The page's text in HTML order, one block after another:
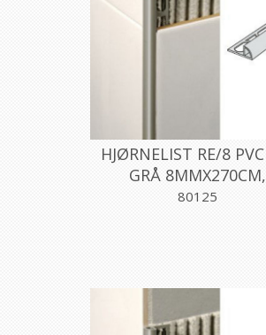
HJØRNELIST RE/8
GRÅ 8MMX270CM,
PROFILPAS
80125